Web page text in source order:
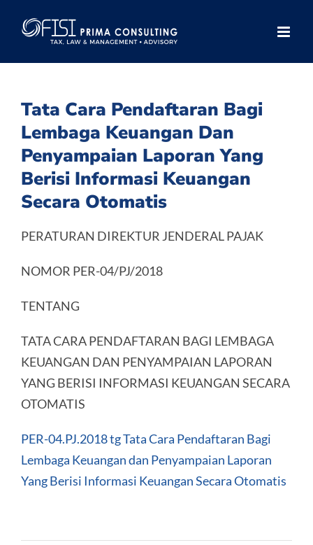
Tata Cara Pendaftaran Bagi
Lembaga Keuangan Dan
Penyampaian Laporan Yang
Berisi Informasi Keuangan
Secara Otomatis
PERATURAN DIREKTUR JENDERAL PAJAK
NOMOR PER-04/PJ/2018
TENTANG
TATA CARA PENDAFTARAN BAGI LEMBAGA
KEUANGAN DAN PENYAMPAIAN LAPORAN
YANG BERISI INFORMASI KEUANGAN SECARA
OTOMATIS
PER-04.PJ.2018 tg Tata Cara Pendaftaran Bagi
Lembaga Keuangan dan Penyampaian Laporan
Yang Berisi Informasi Keuangan Secara Otomatis